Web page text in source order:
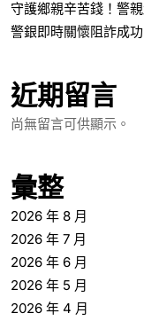
守護鄉親辛苦錢！警
警銀即時關懷阻詐成功
近期留言
尚無留言可供顯示。
彙整
2026 年 8 月
2026 年 7 月
2026 年 6 月
2026 年 5 月
2026 年 4 月